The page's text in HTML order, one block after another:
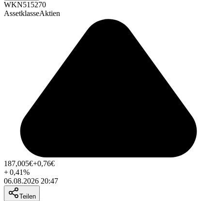
WKN515270
AssetklasseAktien
187,005€+0,76€
+0,41%
06.08.2026 20:47
Teilen